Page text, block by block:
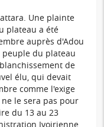
Une plainte
plateau a été
auprès d'Adou
du plateau
de
élu, qui devait
comme l'exige
le sera pas pour
du 13 au 23
Ivoirienne